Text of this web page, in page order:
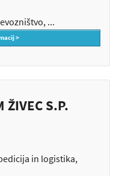
...
>
ŽIVEC S.P.
in logistika,